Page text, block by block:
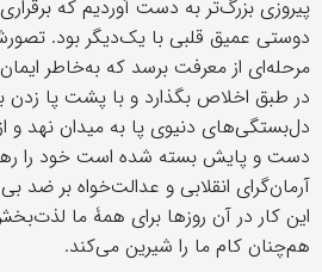
پیروزی بزرگ‌تر به دست آوردیم که
دوستی عمیق قلبی با یک‌دیگر بود.
مرحله‌ای از معرفت برسد که به‌خاطر
در طبق اخلاص بگذارد و با پشت پا زدن
دل‌بستگی‌های دنیوی پا به میدان نهد و
دست و پایش بسته شده است خود را
آرمان‌گرای انقلابی و عدالت‌خواه بر ضد
این کار در آن روزها برای همۀ ما لذت‌بخش
هم‌چنان کام ما را شیرین می‌کند.